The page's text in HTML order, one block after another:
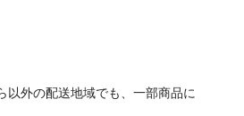
外の配送地域でも、一部商品に